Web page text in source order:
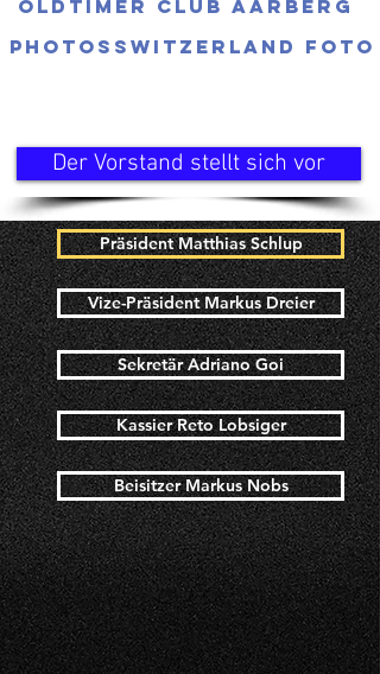
Oldtimer Club Aarberg
Photosswitzerland Foto
Der Vorstand stellt sich vor
Präsident Matthias Schlup
Vize-Präsident Markus Dreier
Sekretär Adriano Goi
Kassier Reto Lobsiger
Beisitzer Markus Nobs